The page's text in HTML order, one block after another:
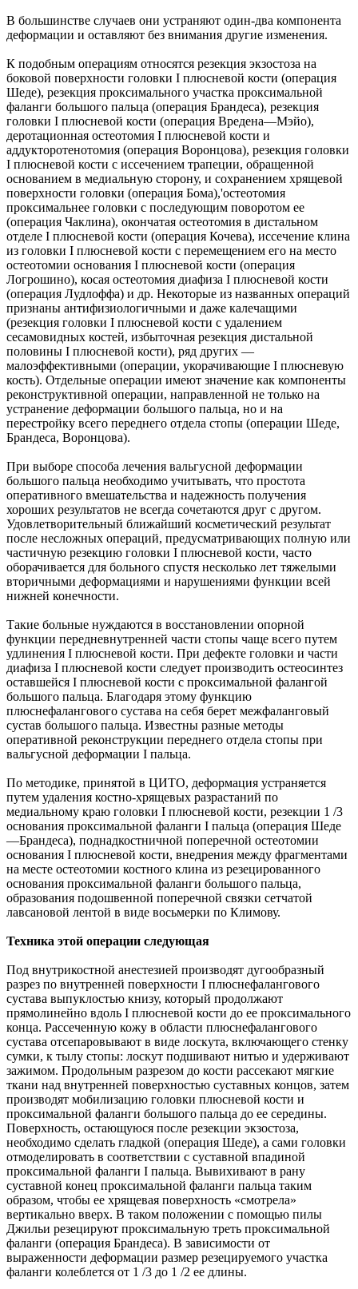
В большинстве случаев они устраняют один-два компонента
деформации и оставляют без внимания другие изменения.
К подобным операциям относятся резекция экзостоза на
боковой поверхности головки I плюсневой кости (операция
Шеде), резекция проксимального участка проксимальной
фаланги большого пальца (операция Брандеса), резекция
головки I плюсневой кости (операция Вредена—Мэйо),
деротационная остеотомия I плюсневой кости и
аддукторотенотомия (операция Воронцова), резекция головки
I плюсневой кости с иссечением трапеции, обращенной
основанием в медиальную сторону, и сохранением хрящевой
поверхности головки (операция Бома),'остеотомия
проксимальнее головки с последующим поворотом ее
(операция Чаклина), окончатая остеотомия в дистальном
отделе I плюсневой кости (операция Кочева), иссечение клина
из головки I плюсневой кости с перемещением его на место
остеотомии основания I плюсневой кости (операция
Логрошино), косая остеотомия диафиза I плюсневой кости
(операция Лудлоффа) и др. Некоторые из названных операций
признаны антифизиологичными и даже калечащими
(резекция головки I плюсневой кости с удалением
сесамовидных костей, избыточная резекция дистальной
половины I плюсневой кости), ряд других —
малоэффективными (операции, укорачивающие I плюсневую
кость). Отдельные операции имеют значение как компоненты
реконструктивной операции, направленной не только на
устранение деформации большого пальца, но и на
перестройку всего переднего отдела стопы (операции Шеде,
Брандеса, Воронцова).
При выборе способа лечения вальгусной деформации
большого пальца необходимо учитывать, что простота
оперативного вмешательства и надежность получения
хороших результатов не всегда сочетаются друг с другом.
Удовлетворительный ближайший косметический результат
после несложных операций, предусматривающих полную или
частичную резекцию головки I плюсневой кости, часто
оборачивается для больного спустя несколько лет тяжелыми
вторичными деформациями и нарушениями функции всей
нижней конечности.
Такие больные нуждаются в восстановлении опорной
функции передневнутренней части стопы чаще всего путем
удлинения I плюсневой кости. При дефекте головки и части
диафиза I плюсневой кости следует производить остеосинтез
оставшейся I плюсневой кости с проксимальной фалангой
большого пальца. Благодаря этому функцию
плюснефалангового сустава на себя берет межфаланговый
сустав большого пальца. Известны разные методы
оперативной реконструкции переднего отдела стопы при
вальгусной деформации I пальца.
По методике, принятой в ЦИТО, деформация устраняется
путем удаления костно-хрящевых разрастаний по
медиальному краю головки I плюсневой кости, резекции 1 /3
основания проксимальной фаланги I пальца (операция Шеде
—Брандеса), поднадкостничной поперечной остеотомии
основания I плюсневой кости, внедрения между фрагментами
на месте остеотомии костного клина из резецированного
основания проксимальной фаланги большого пальца,
образования подошвенной поперечной связки сетчатой
лавсановой лентой в виде восьмерки по Климову.
Техника этой операции следующая
Под внутрикостной анестезией производят дугообразный
разрез по внутренней поверхности I плюснефалангового
сустава выпуклостью книзу, который продолжают
прямолинейно вдоль I плюсневой кости до ее проксимального
конца. Рассеченную кожу в области плюснефалангового
сустава отсепаровывают в виде лоскута, включающего стенку
сумки, к тылу стопы: лоскут подшивают нитью и удерживают
зажимом. Продольным разрезом до кости рассекают мягкие
ткани над внутренней поверхностью суставных концов, затем
производят мобилизацию головки плюсневой кости и
проксимальной фаланги большого пальца до ее середины.
Поверхность, остающуюся после резекции экзостоза,
необходимо сделать гладкой (операция Шеде), а сами головки
отмоделировать в соответствии с суставной впадиной
проксимальной фаланги I пальца. Вывихивают в рану
суставной конец проксимальной фаланги пальца таким
образом, чтобы ее хрящевая поверхность «смотрела»
вертикально вверх. В таком положении с помощью пилы
Джильи резецируют проксимальную треть проксимальной
фаланги (операция Брандеса). В зависимости от
выраженности деформации размер резецируемого участка
фаланги колеблется от 1 /3 до 1 /2 ее длины.